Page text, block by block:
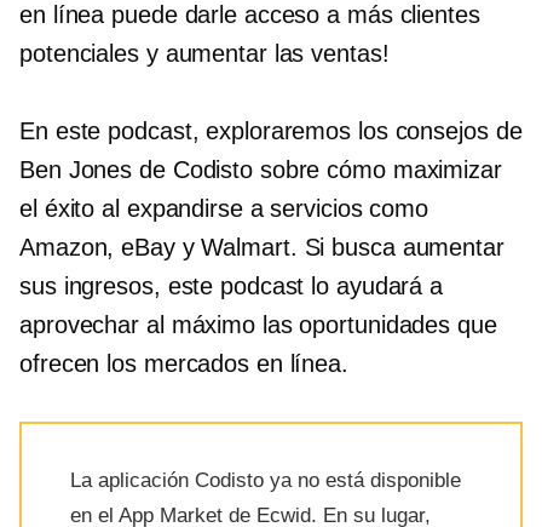
en línea puede darle acceso a más clientes
potenciales y aumentar las ventas!
En este podcast, exploraremos los consejos de
Ben Jones de Codisto sobre cómo maximizar
el éxito al expandirse a servicios como
Amazon, eBay y Walmart. Si busca aumentar
sus ingresos, este podcast lo ayudará a
aprovechar al máximo las oportunidades que
ofrecen los mercados en línea.
La aplicación Codisto ya no está disponible
en el App Market de Ecwid. En su lugar,